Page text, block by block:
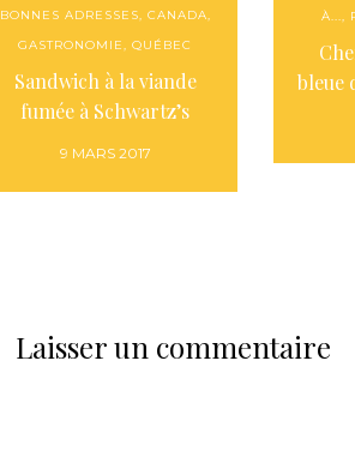
BONNES ADRESSES, CANADA,
GASTRONOMIE,QUÉBEC
Sandwich à la viande
fumée à Schwartz’s
9 MARS 2017
À...,
bleue
Laisser un commentaire